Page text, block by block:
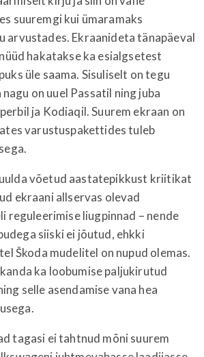
suuremgi kui ümaramaks
arvustades. Ekraanideta tänapäeval
hakatakse ka esialgsetest
üle saama. Sisuliselt on tegu
on uuel Passatil ning juba
ja Kodiaqil. Suurem ekraan on
varustuspakettides tuleb
võetud aastatepikkust kriitikat
ekraani allservas olevad
reguleerimise liugpinnad – nende
siiski ei jõutud, ehkki
Škoda mudelitel on nupud olemas.
ka loobumise paljukirutud
selle asendamise vana hea
tagasi ei tahtnud mõni suurem